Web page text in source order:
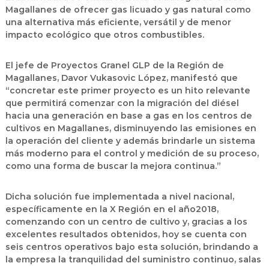
Magallanes de ofrecer gas licuado y gas natural como
una alternativa más eficiente, versátil y de menor
impacto ecológico que otros combustibles.
El jefe de Proyectos Granel GLP de la Región de
Magallanes, Davor Vukasovic López, manifestó que
“concretar este primer proyecto es un hito relevante
que permitirá comenzar con la migración del diésel
hacia una generación en base a gas en los centros de
cultivos en Magallanes, disminuyendo las emisiones en
la operación del cliente y además brindarle un sistema
más moderno para el control y medición de su proceso,
como una forma de buscar la mejora continua.”
Dicha solución fue implementada a nivel nacional,
específicamente en la X Región en el año2018,
comenzando con un centro de cultivo y, gracias a los
excelentes resultados obtenidos, hoy se cuenta con
seis centros operativos bajo esta solución, brindando a
la empresa la tranquilidad del suministro continuo, salas